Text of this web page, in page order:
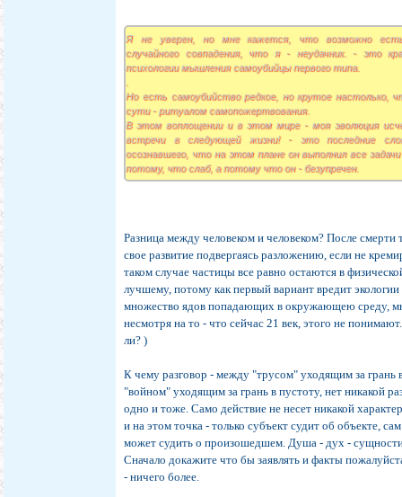
открывается столько нелепых противоречий и
программ в этом мире , то просто дико , когда ты
еще не успев сформировать мысль а только
шарахаться люди, потому что страшно им все это
есть. поэтому тебе хочет отсюда свалить. и
безысходности вскрыть то что так умело всеми в
Я не уверен, но мне кажется, что возможно
случайного совпадения, что я - неудачник. - это
психологии мышления самоубийцы первого типа.
Но есть самоубийство редкое, но крутое настолько,
сути - ритуалом самопожертвования.
В этом воплощении и в этом мире - моя эволюция
встречи в следующей жизни! - это последние
осознавшего, что на этом плане он выполнил все
потому, что слаб, а потому что он - безупречен.
Разница между человеком и человеком? После смерти
свое развитие подвергаясь разложению, если не
таком случае частицы все равно остаются в
лучшему, потому как первый вариант вредит
множество ядов попадающих в окружающею среду,
несмотря на то - что сейчас 21 век, этого не
ли? )
К чему разговор - между "трусом" уходящим за грань
"войном" уходящим за грань в пустоту, нет никакой
одно и тоже. Само действие не несет никакой
и на этом точка - только субъект судит об объекте,
может судить о произошедшем. Душа - дух -
Сначало докажите что бы заявлять и факты
- ничего более.